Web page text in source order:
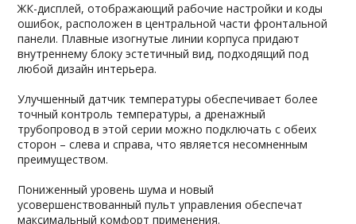
ЖК-дисплей, отображающий рабочие настройки и коды
ошибок, расположен в центральной части фронтальной
панели. Плавные изогнутые линии корпуса придают
внутреннему блоку эстетичный вид, подходящий под
любой дизайн интерьера.
Улучшенный датчик температуры обеспечивает более
точный контроль температуры, а дренажный
трубопровод в этой серии можно подключать с обеих
сторон – слева и справа, что является несомненным
преимуществом.
Пониженный уровень шума и новый
усовершенствованный пульт управления обеспечат
максимальный комфорт применения.